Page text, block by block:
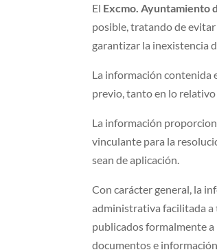
El Excmo. Ayuntamiento
posible, tratando de
garantizar la inexistencia
La información contenida
previo, tanto en lo relativo
La información
vinculante para la
sean de aplicación.
Con carácter general, la
administrativa facilitada a
publicados formalmente a
documentos e